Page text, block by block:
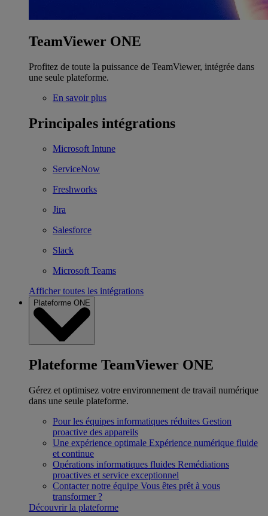
TeamViewer ONE
Profitez de toute la puissance de TeamViewer, intégrée dans
une seule plateforme.
En savoir plus
Principales intégrations
Microsoft Intune
ServiceNow
Freshworks
Jira
Salesforce
Slack
Microsoft Teams
Afficher toutes les intégrations
Plateforme ONE
Plateforme TeamViewer ONE
Gérez et optimisez votre environnement de travail numérique
dans une seule plateforme.
Pour les équipes informatiques réduites Gestion
proactive des appareils
Une expérience optimale Expérience numérique fluide
et continue
Opérations informatiques fluides Remédiations
proactives et service exceptionnel
Contacter notre équipe Vous êtes prêt à vous
transformer ?
Découvrir la plateforme